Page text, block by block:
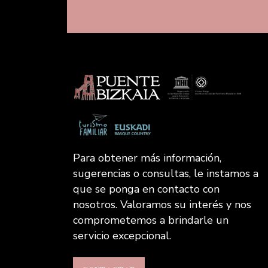
Para obtener más información,
sugerencias o consultas, le instamos a
que se ponga en contacto con
nosotros. Valoramos su interés y nos
comprometemos a brindarle un
servicio excepcional.